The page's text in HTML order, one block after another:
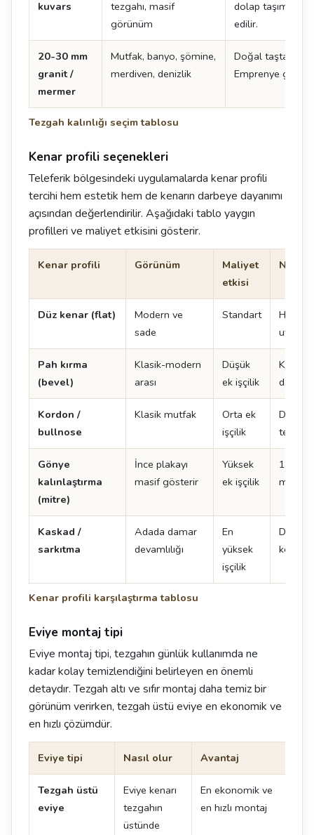
Tezgah kalınlığı seçim tablosu
kuvars
tezgahı, masif
görünüm
dolap taşıma
edilir.
20-30 mm
granit /
mermer
Mutfak, banyo, şömine,
merdiven, denizlik
Doğal taşta
Emprenye
Kenar profili seçenekleri
Teleferik bölgesindeki uygulamalarda kenar profili
tercihi hem estetik hem de kenarın darbeye dayanımı
açısından değerlendirilir. Aşağıdaki tablo yaygın
profilleri ve maliyet etkisini gösterir.
Kenar profili karşılaştırma tablosu
Kenar profili Görünüm
Maliyet
etkisi
Not
Düz kenar (flat)
Modern ve
sade
Standart
Her
Pah kırma
(bevel)
Klasik-modern
arası
Düşük
ek işçilik
Kenar
Kordon /
bullnose
Klasik mutfak
Orta ek
işçilik
Doğal
tercih
Gönye
kalınlaştırma
(mitre)
İnce plakayı
masif gösterir
Yüksek
ek işçilik
12
mm
Kaskad /
sarkıtma
Adada damar
devamlılığı
En
yüksek
işçilik
Damar
Eviye montaj tipi
Eviye montaj tipi, tezgahın günlük kullanımda ne
kadar kolay temizlendiğini belirleyen en önemli
detaydır. Tezgah altı ve sıfır montaj daha temiz bir
görünüm verirken, tezgah üstü eviye en ekonomik ve
en hızlı çözümdür.
Eviye tipi Nasıl olur Avantaj
Tezgah üstü
eviye
Eviye kenarı
tezgahın
üstünde
En ekonomik ve
en hızlı montaj